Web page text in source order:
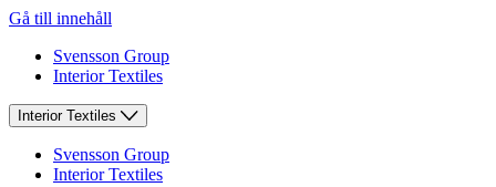
Gå till innehåll
Svensson Group
Interior Textiles
Interior Textiles
Svensson Group
Interior Textiles